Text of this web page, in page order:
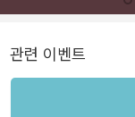
관련 이벤트